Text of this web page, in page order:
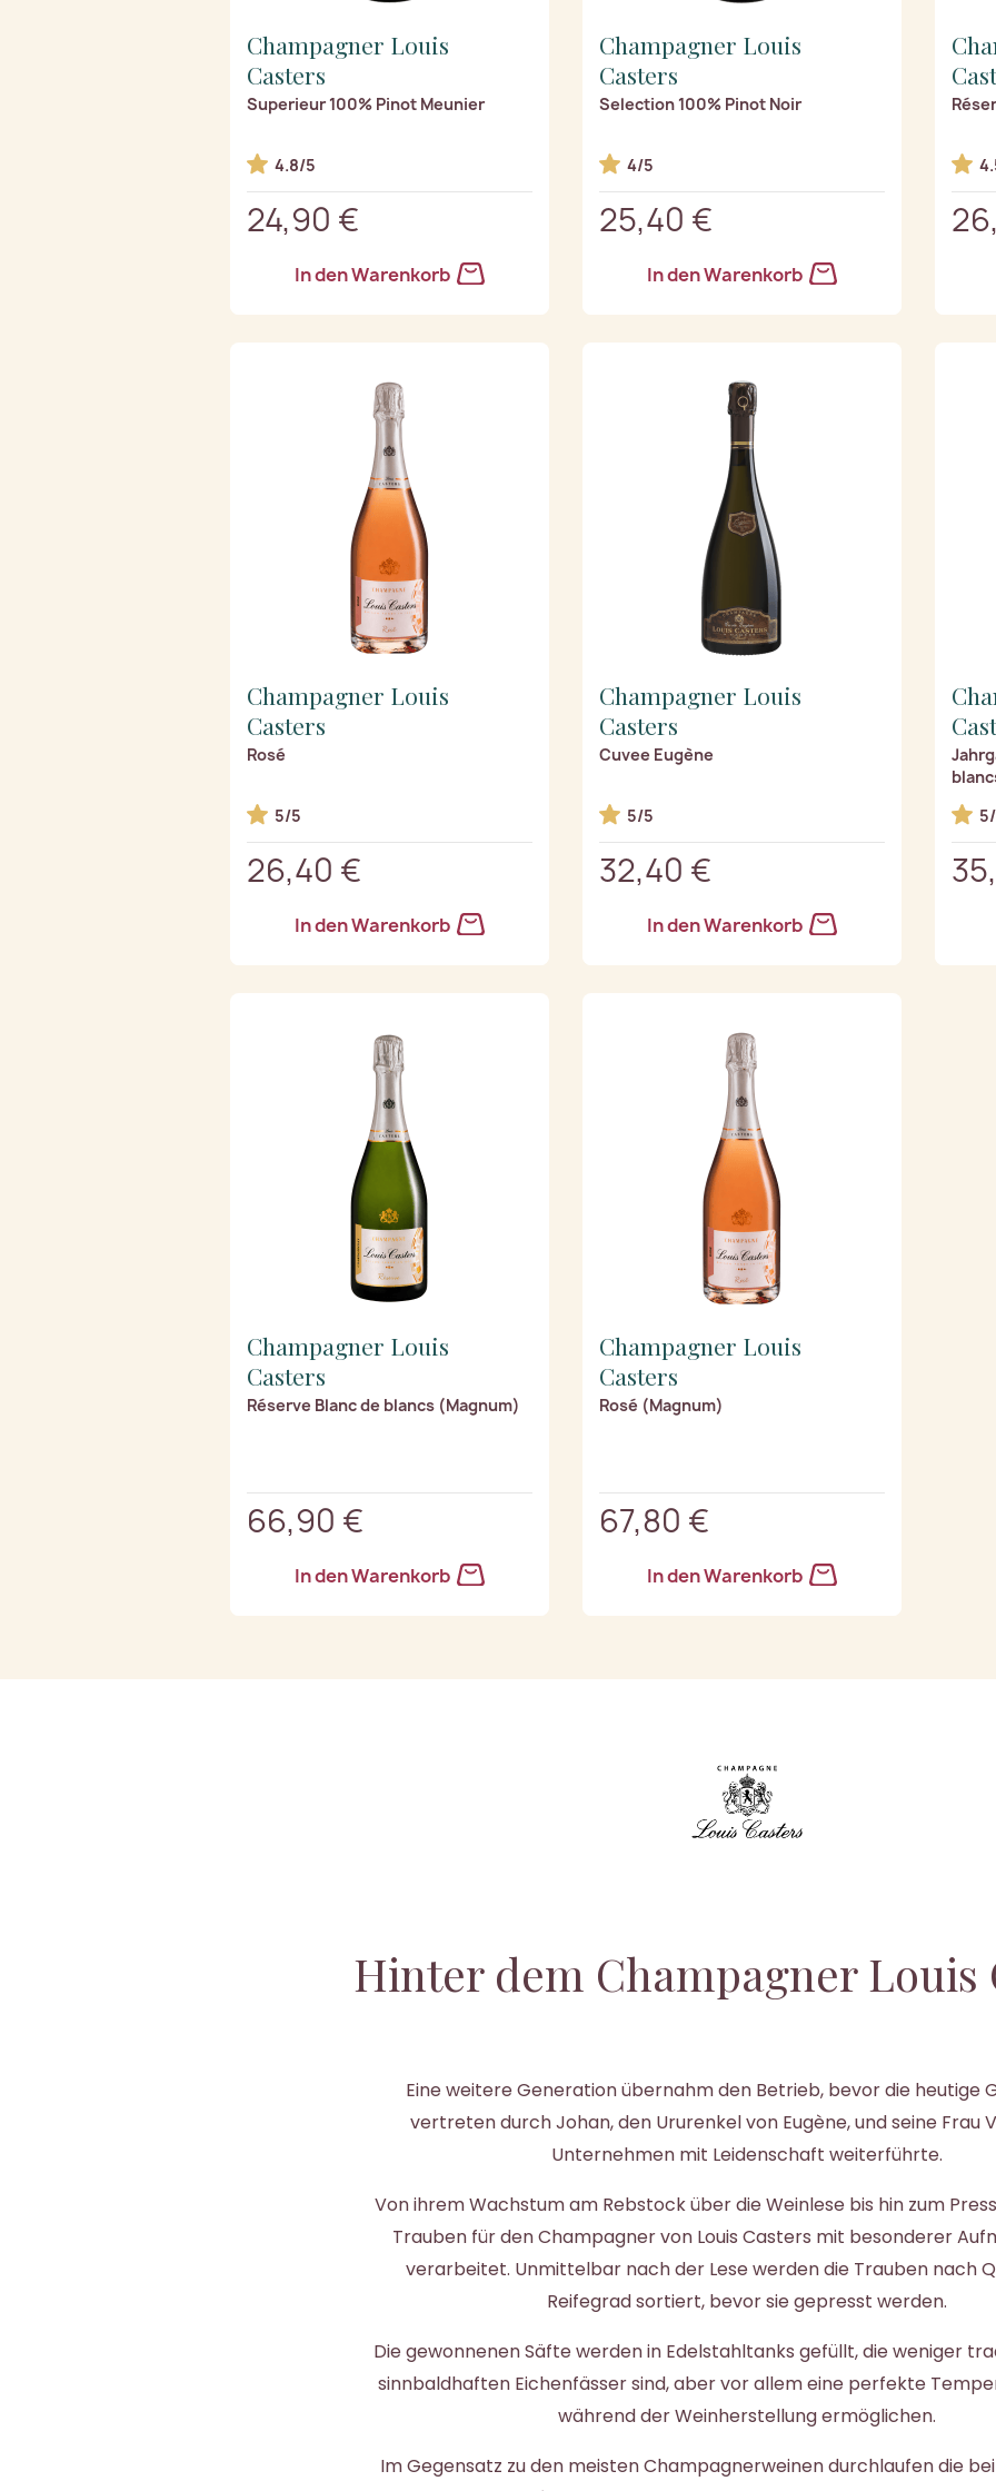
Champagner Louis
Casters
Superieur 100% Pinot Meunier
4.8/5
24,90 €
In den Warenkorb
Champagner Louis
Casters
Selection 100% Pinot Noir
4/5
25,40 €
In den Warenkorb
Champagner Louis
Casters
Rosé
5/5
26,40 €
In den Warenkorb
Champagner Louis
Casters
Cuvee Eugène
5/5
32,40 €
In den Warenkorb
Champagner Louis
Casters
Réserve Blanc de blancs (Magnum)
66,90 €
In den Warenkorb
Champagner Louis
Casters
Rosé (Magnum)
67,80 €
In den Warenkorb
Hinter dem Champagner Louis
Eine weitere Generation übernahm den Betrieb, bevor die heutige
vertreten durch Johan, den Ururenkel von Eugène, und seine Frau
Unternehmen mit Leidenschaft weiterführte.
Von ihrem Wachstum am Rebstock über die Weinlese bis hin zum
Trauben für den Champagner von Louis Casters mit besonderer
verarbeitet. Unmittelbar nach der Lese werden die Trauben nach
Reifegrad sortiert, bevor sie gepresst werden.
Die gewonnenen Säfte werden in Edelstahltanks gefüllt, die weniger
sinnbaldhaften Eichenfässer sind, aber vor allem eine perfekte
während der Weinherstellung ermöglichen.
Im Gegensatz zu den meisten Champagnerweinen durchlaufen die bei